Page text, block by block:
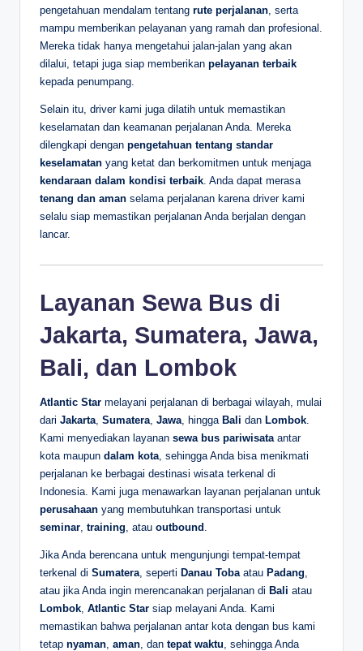
pengetahuan mendalam tentang rute perjalanan, serta
mampu memberikan pelayanan yang ramah dan profesional.
Mereka tidak hanya mengetahui jalan-jalan yang akan
dilalui, tetapi juga siap memberikan pelayanan terbaik
kepada penumpang.
Selain itu, driver kami juga dilatih untuk memastikan
keselamatan dan keamanan perjalanan Anda. Mereka
dilengkapi dengan pengetahuan tentang standar
keselamatan yang ketat dan berkomitmen untuk menjaga
kendaraan dalam kondisi terbaik. Anda dapat merasa
tenang dan aman selama perjalanan karena driver kami
selalu siap memastikan perjalanan Anda berjalan dengan
lancar.
Layanan Sewa Bus di
Jakarta, Sumatera, Jawa,
Bali, dan Lombok
Atlantic Star melayani perjalanan di berbagai wilayah, mulai
dari Jakarta Sumatera Jawa , hingga Bali dan Lombok
Kami menyediakan layanan sewa bus pariwisata antar
kota maupun dalam kota , sehingga Anda bisa menikmati
perjalanan ke berbagai destinasi wisata terkenal di
Indonesia. Kami juga menawarkan layanan perjalanan untuk
perusahaan yang membutuhkan transportasi untuk
seminar training , atau outbound
Jika Anda berencana untuk mengunjungi tempat-tempat
terkenal di Sumatera , seperti Danau Toba atau Padang
atau jika Anda ingin merencanakan perjalanan di Bali atau
Lombok Atlantic Star siap melayani Anda. Kami
memastikan bahwa perjalanan antar kota dengan bus kami
tetap nyaman aman , dan tepat waktu , sehingga Anda